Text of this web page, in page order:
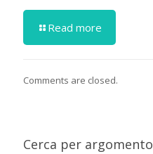
Read more
Comments are closed.
Cerca per argomento